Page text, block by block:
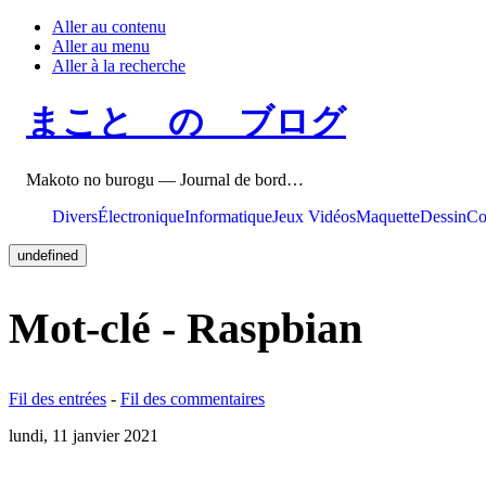
Aller au contenu
Aller au menu
Aller à la recherche
まこと の ブログ
Makoto no burogu — Journal de bord…
DiversÉlectroniqueInformatiqueJeux VidéosMaquetteDessin
undefined
Mot-clé - Raspbian
Fil des entrées - Fil des commentaires
lundi, 11 janvier 2021